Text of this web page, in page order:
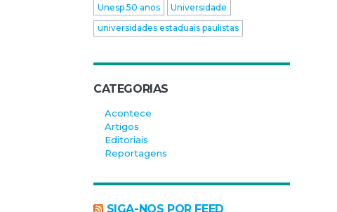
Unesp 50 anos
Universidade
universidades estaduais paulistas
CATEGORIAS
Acontece
Artigos
Editoriais
Reportagens
SIGA-NOS POR FEED